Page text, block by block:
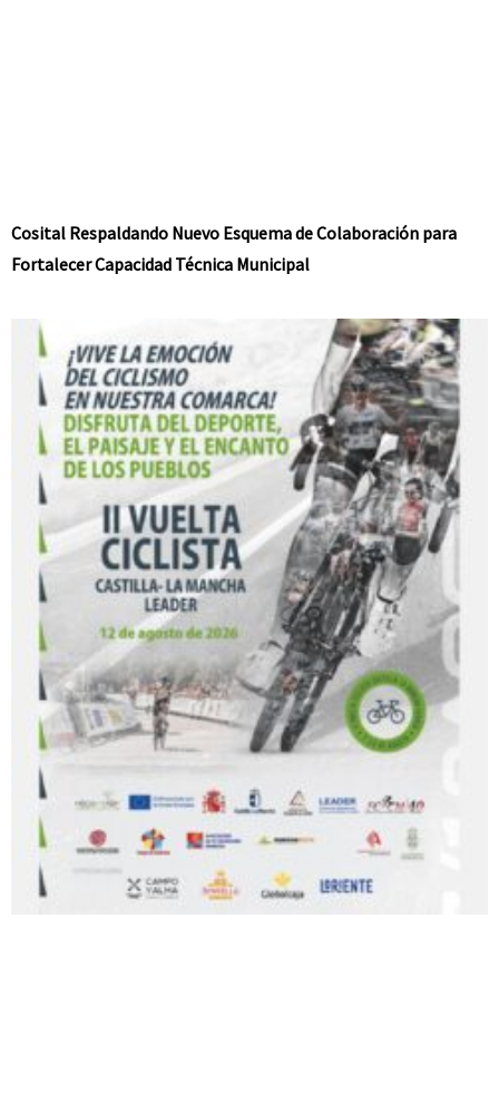
Cosital Respaldando Nuevo Esquema de Colaboración para
Fortalecer Capacidad Técnica Municipal